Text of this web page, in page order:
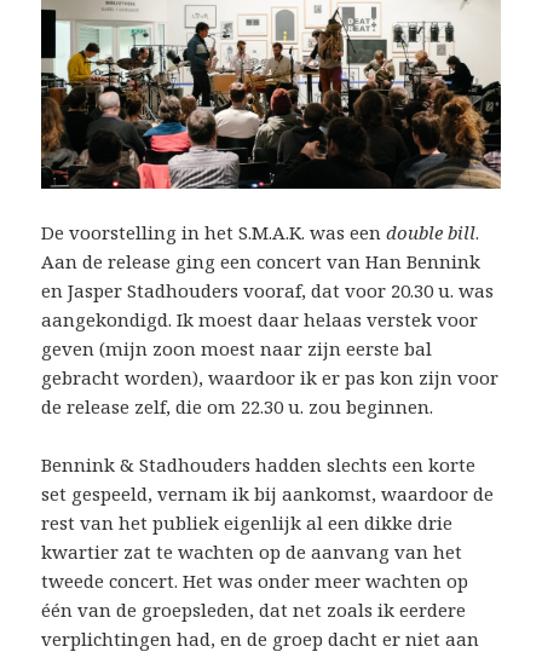
De voorstelling in het S.M.A.K. was eendouble bill.
Aan de release ging een concert van Han Bennink
en Jasper Stadhouders vooraf, dat voor 20.30 u. was
aangekondigd. Ik moest daar helaas verstek voor
geven (mijn zoon moest naar zijn eerste bal
gebracht worden), waardoor ik er pas kon zijn voor
de release zelf, die om 22.30 u. zou beginnen.
Bennink & Stadhouders hadden slechts een korte
set gespeeld, vernam ik bij aankomst, waardoor de
rest van het publiek eigenlijk al een dikke drie
kwartier zat te wachten op de aanvang van het
tweede concert. Het was onder meer wachten op
één van de groepsleden, dat net zoals ik eerdere
verplichtingen had, en de groep dacht er niet aan